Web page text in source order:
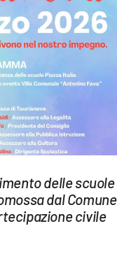
delle scuole
dal Comune
civile